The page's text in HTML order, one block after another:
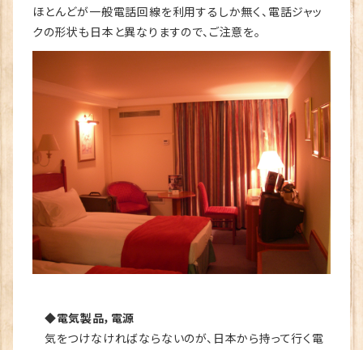
ほとんどが一般電話回線を利用するしか無く、電話ジャッ
クの形状も日本と異なりますので、ご注意を。
◆電気製品，電源
気をつけなければならないのが、日本から持って行く電